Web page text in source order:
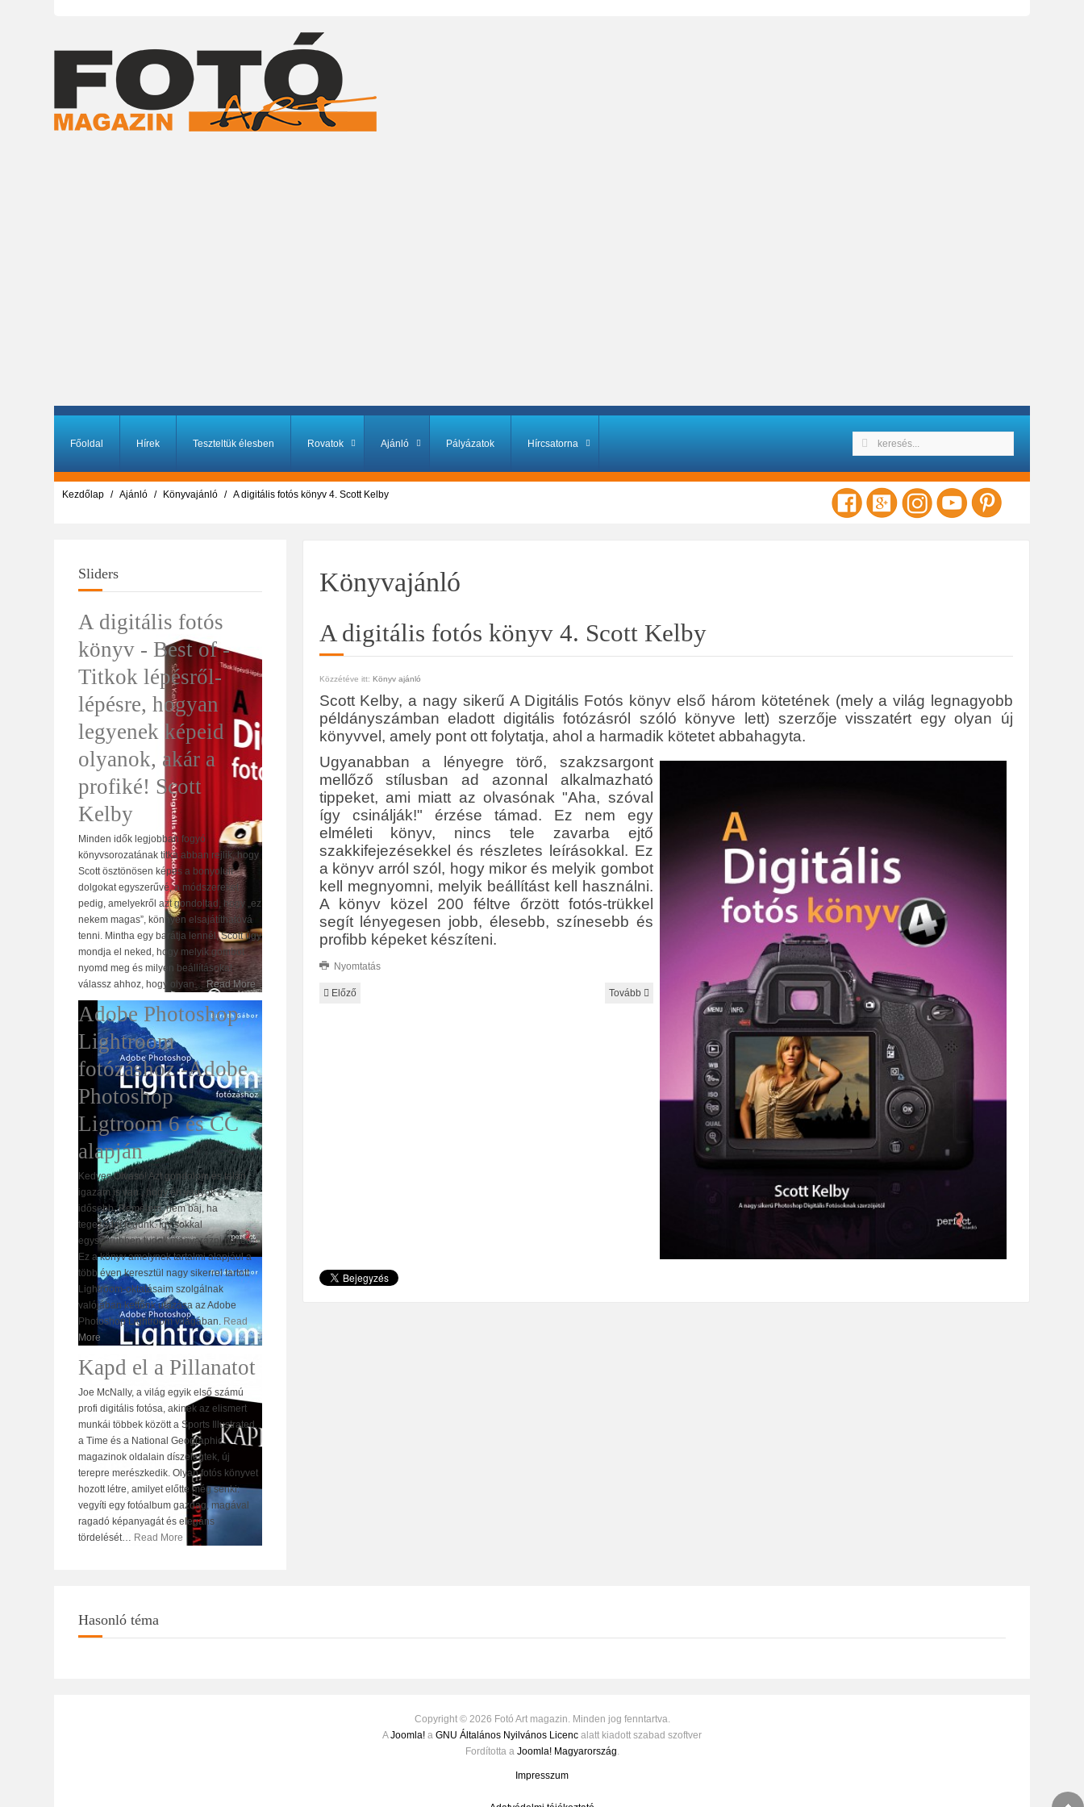
Főoldal Hírek Teszteltük élesben Rovatok Ajánló Pályázatok Hírcsatorna
Kezdőlap Ajánló Könyvajánló A digitális fotós könyv 4. Scott Kelby
Könyvajánló
A digitális fotós könyv 4. Scott Kelby
Közzétéve itt: Könyv ajánló
Scott Kelby, a nagy sikerű A Digitális Fotós könyv első három kötetének (mely a világ legnagyobb
példányszámban eladott digitális fotózásról szóló könyve lett) szerzője visszatért egy olyan új
könyvvel, amely pont ott folytatja, ahol a harmadik kötetet abbahagyta.
Ugyanabban a lényegre törő, szakzsargont
mellőző stílusban ad azonnal alkalmazható
tippeket, ami miatt az olvasónak "Aha, szóval
így csinálják!" érzése támad. Ez nem egy
elméleti könyv, nincs tele zavarba ejtő
szakkifejezésekkel és részletes leírásokkal. Ez
a könyv arról szól, hogy mikor és melyik gombot
kell megnyomni, melyik beállítást kell használni.
A könyv közel 200 féltve őrzött fotós-trükkel
segít lényegesen jobb, élesebb, színesebb és
profibb képeket készíteni.
Nyomtatás
Előző Tovább
Sliders
A digitális fotós
könyv - Best of -
Titkok lépésről-
lépésre, hogyan
legyenek képeid
olyanok, akár a
profiké! Scott
Kelby
Minden idők legjobban fogyó
könyvsorozatának titka abban rejlik, hogy
Scott ösztönösen képes a bonyolult
dolgokat egyszerűvé, a módszereket
pedig, amelyekről azt gondoltad, hogy „ez
nekem magas”, könnyen elsajátíthatóvá
tenni. Mintha egy barátja lennél, Scott úgy
mondja el neked, hogy melyik gombot
nyomd meg és milyen beállításokat
válassz ahhoz, hogy olyan… Read More
Adobe Photoshop
Lightroom
fotózáshoz -Adobe
Photoshop
Ligtroom 6 és CC
alapján
Kedves Olvasó! Azt gondolom és talán
igazam is van , hogy én vagyok az
idősebb. Remélem, nem baj, ha
tegeződni fogunk. Így sokkal
egyszerűbben tudok magyarázni neked.
Ez a könyv amelynek tartalmi alapjául a
több éven keresztül nagy sikerrel tartott
Lightroom-oktatásaim szolgálnak
valójában kettőnk utazása az Adobe
Photoshop Lightroom világában.Read
More
Kapd el a Pillanatot
Joe McNally, a világ egyik első számú
profi digitális fotósa, akinek az elismert
munkái többek között a Sports Illustrated,
a Time és a National Geographic
magazinok oldalain díszelegtek, új
terepre merészkedik. Olyan fotós könyvet
hozott létre, amilyet előtte még senki:
vegyíti egy fotóalbum gazdag, magával
ragadó képanyagát és elegáns
tördelését… Read More
Hasonló téma
Copyright © 2026 Fotó Art magazin. Minden jog fenntartva.
AJoomla! a GNU Általános Nyilvános Licenc alatt kiadott szabad szoftver
Fordította a Joomla! Magyarország.
Impresszum